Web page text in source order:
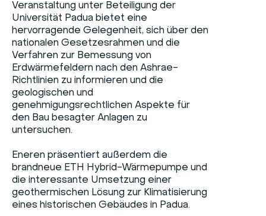
Veranstaltung unter Beteiligung der
Universität Padua bietet eine
hervorragende Gelegenheit, sich über den
nationalen Gesetzesrahmen und die
Verfahren zur Bemessung von
Erdwärmefeldern nach den Ashrae-
Richtlinien zu informieren und die
geologischen und
genehmigungsrechtlichen Aspekte für
den Bau besagter Anlagen zu
untersuchen.
Eneren präsentiert außerdem die
brandneue ETH Hybrid-Wärmepumpe und
die interessante Umsetzung einer
geothermischen Lösung zur Klimatisierung
eines historischen Gebäudes in Padua.